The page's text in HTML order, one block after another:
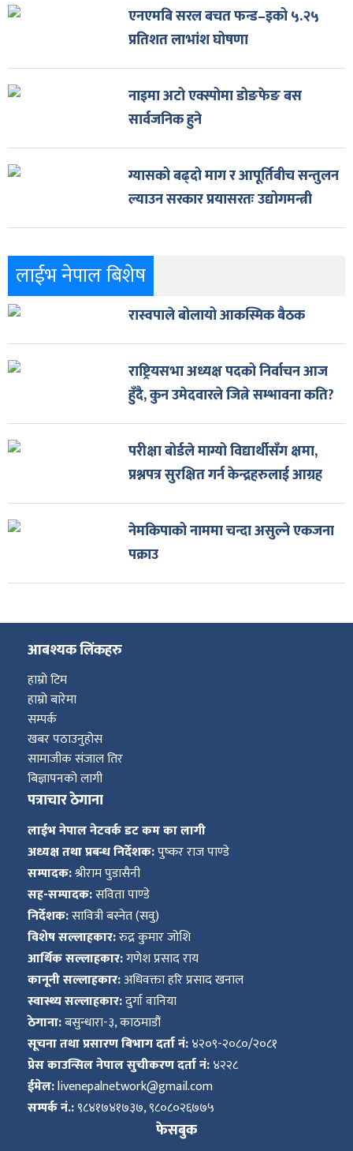
एनएमबि सरल बचत फन्ड–इको ५.२५
प्रतिशत लाभांश घोषणा
नाइमा अटो एक्स्पोमा डोङफेङ बस
सार्वजनिक हुने
ग्यासको बढ्दो माग र आपूर्तिबीच सन्तुलन
ल्याउन सरकार प्रयासरतः उद्योगमन्त्री
लाईभ नेपाल बिशेष
रास्वपाले बोलायो आकस्मिक बैठक
राष्ट्रियसभा अध्यक्ष पदको निर्वाचन आज
हुँदै, कुन उमेदवारले जित्ने सम्भावना कति?
परीक्षा बोर्डले माग्यो विद्यार्थीसँग क्षमा,
प्रश्नपत्र सुरक्षित गर्न केन्द्रहरुलाई आग्रह
नेमकिपाको नाममा चन्दा असुल्ने एकजना
पक्राउ
आबश्यक लिंकहरु
हाम्रो टिम
हाम्रो बारेमा
सम्पर्क
खबर पठाउनुहोस
सामाजीक संजाल तिर
बिज्ञापनको लागी
पत्राचार ठेगाना
लाईभ नेपाल नेटवर्क डट कम का लागी
अध्यक्ष तथा प्रबन्ध निर्देशक:पुष्कर राज पाण्डे
सम्पादक:श्रीराम पुडासैनी
सह-सम्पादक:सविता पाण्डे
निर्देशक:सावित्री बस्नेत (सवु)
विशेष सल्लाहकार:रुद्र कुमार जोशि
आर्थिक सल्लाहकार:गणेश प्रसाद राय
कानूनी सल्लाहकार:अधिवक्ता हरि प्रसाद खनाल
स्वास्थ्य सल्लाहकार:दुर्गा वानिया
ठेगाना:बसुन्धारा-३, काठमाडौं
सूचना तथा प्रसारण बिभाग दर्ता नं:४२०९-२०८०/२०८१
प्रेस काउन्सिल नेपाल सुचीकरण दर्ता नं:४२२८
ईमेल:livenepalnetwork@gmail.com
सम्पर्क नं.:९८४१७४१७३७, ९८०८०२६७७५
फेसबुक